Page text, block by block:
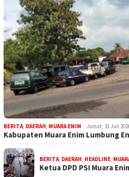
BERITA, DAERAH, MUARA ENIM Jumat, 31 Juli
Kabupaten Muara Enim Lumbung
BERITA, DAERAH, HEADLINE,
Ketua DPD PSI Muara